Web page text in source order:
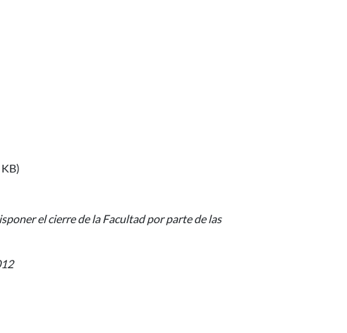
el cierre de la Facultad por parte de las